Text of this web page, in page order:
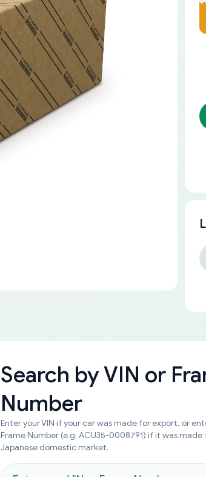
Search byVIN or
Number
Enter your VIN if your car was made for export, or
Frame Number (e.g. ACU35-0008791) if it was made
Japanese domestic market.